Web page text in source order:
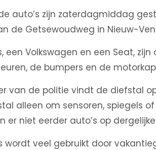
auto’s zijn zaterdagmiddag
de Getsewoudweg in Nieuw-
een Volkswagen en een Seat,
de bumpers en de
van de politie vindt de diefstal
alleen om sensoren, spiegels
er niet eerder auto’s op
wordt veel gebruikt door